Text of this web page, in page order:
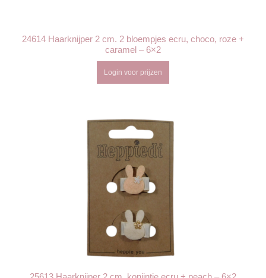
24614 Haarknijper 2 cm. 2 bloempjes ecru, choco, roze +
caramel – 6×2
Login voor prijzen